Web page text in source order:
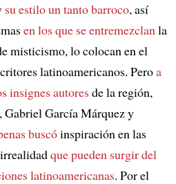
su estilo un tanto barroco, así
en los que se entremezclanla
misticismo, lo colocan en el
latinoamericanos. Peroa
insignes autoresde la región,
Gabriel García Márquez y
buscóinspiración en las
que pueden surgir del
latinoamericanas. Por el